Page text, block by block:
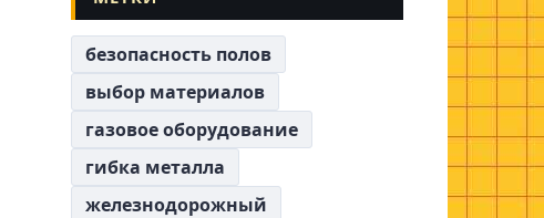
безопасность полов
выбор материалов
газовое оборудование
гибка металла
железнодорожный